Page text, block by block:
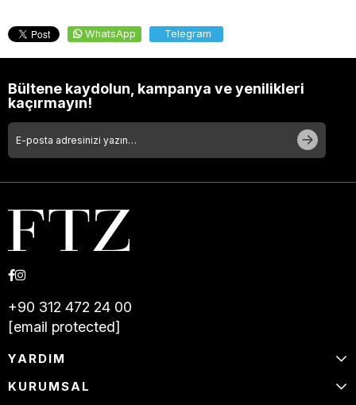
WhatsApp Telegram
Bültene kaydolun, kampanya ve yenilikleri
kaçırmayın!
+90 312 472 24 00
[email protected]
YARDIM
KURUMSAL